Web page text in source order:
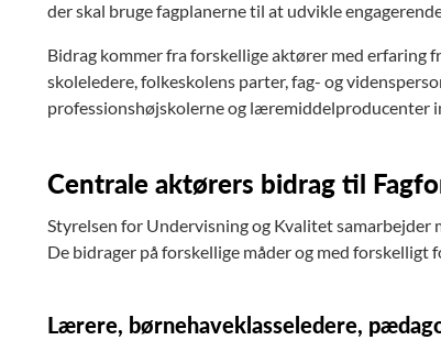
der skal bruge fagplanerne til at udvikle
Bidrag kommer fra forskellige aktører med erfaring
skoleledere, folkeskolens parter, fag- og
professionshøjskolerne og læremiddelproducenter
Centrale aktørers bidrag til
Styrelsen for Undervisning og Kvalitet
De bidrager på forskellige måder og med
Lærere, børnehaveklasseledere,